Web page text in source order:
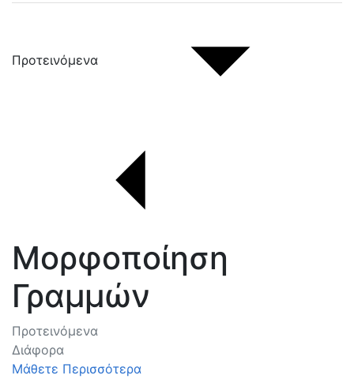
Προτεινόμενα
Μορφοποίηση
Γραμμών
Προτεινόμενα
Διάφορα
Μάθετε Περισσότερα